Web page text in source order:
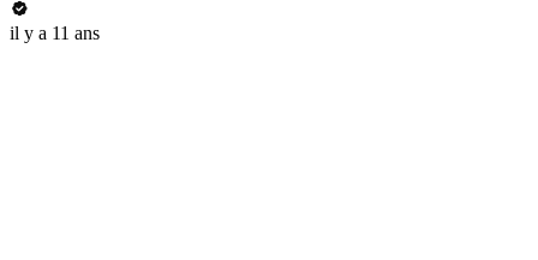
il y a 11 ans